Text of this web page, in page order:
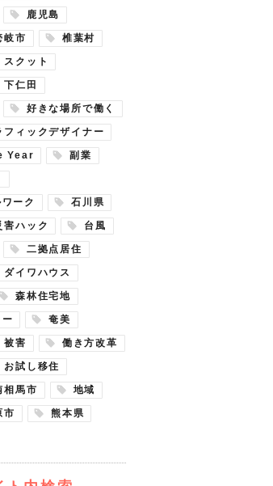
鹿児島
岐市 椎葉村
スクット
下仁田
好きな場所で働く
フィックデザイナー
Year 副業
ーク 石川県
害ハック 台風
二拠点居住
ダイワハウス
森林住宅地
奄美
被害 働き方改革
お試し移住
相馬市 地域
市 熊本県